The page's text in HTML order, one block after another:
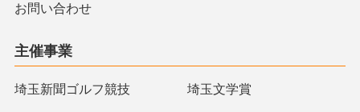
お問い合わせ
主催事業
埼玉新聞ゴルフ競技 埼玉文学賞